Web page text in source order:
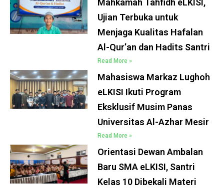
Mahkamah Tahfidh eLKISI,
Ujian Terbuka untuk
Menjaga Kualitas Hafalan
Al-Qur’an dan Hadits Santri
Read More »
Mahasiswa Markaz Lughoh
eLKISI Ikuti Program
Eksklusif Musim Panas
Universitas Al-Azhar Mesir
Read More »
Orientasi Dewan Ambalan
Baru SMA eLKISI, Santri
Kelas 10 Dibekali Materi